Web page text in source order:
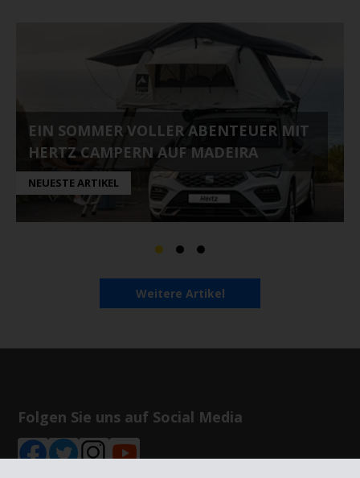
EIN SOMMER VOLLER ABENTEUER MIT
HERTZ CAMPERN AUF MADEIRA
NEUESTE ARTIKEL
Weitere Artikel
Folgen Sie uns auf Social Media